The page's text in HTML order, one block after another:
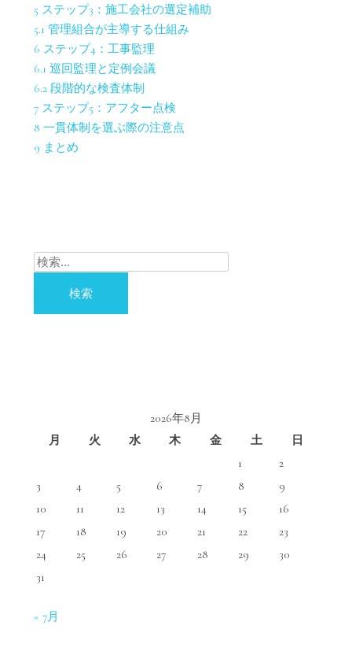
5 ステップ3：施工会社の選定補助
5.1 管理組合が主導する仕組み
6 ステップ4：工事監理
6.1 巡回監理と定例会議
6.2段階的な検査体制
7ステップ5：アフター点検
8 一貫体制を選ぶ際の注意点
9 まとめ
検
2026年8月
月
火 水 木 金 土
日
1
2
3
4 5 6 7 8
9
10
11 12 13 14 15
16
17
18 19 20 21 22
23
24
25 26 27 28 29
30
31
« 7月